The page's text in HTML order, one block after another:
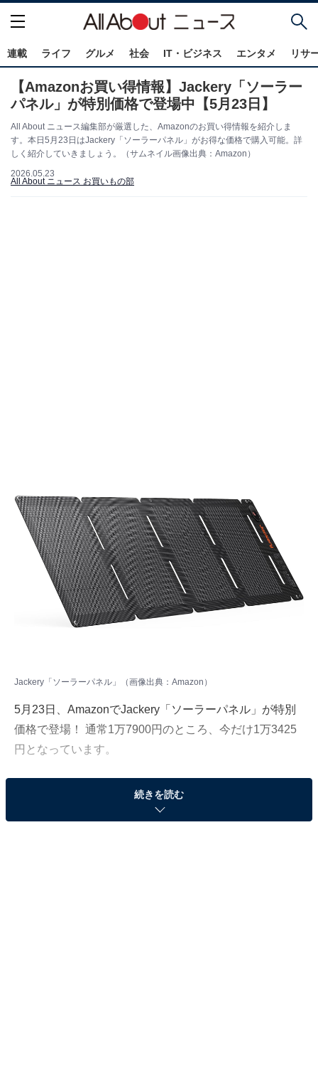
連載 ライフ グルメ 社会 IT・ビジネス エンタメ リサ
【Amazonお買い得情報】Jackery「ソーラー
パネル」が特別価格で登場中【5月23日】
All About ニュース編集部が厳選した、Amazonのお買い得情報を紹介しま
す。本日5月23日はJackery「ソーラーパネル」がお得な価格で購入可能。詳
しく紹介していきましょう。（サムネイル画像出典：Amazon）
2026.05.23
All About ニュース お買いもの部
Jackery「ソーラーパネル」（画像出典：Amazon）
5月23日、AmazonでJackery「ソーラーパネル」が特別
価格で登場！ 通常1万7900円のところ、今だけ1万3425
円となっています。
そのほかにも注目の商品がラインナップされているの
で、あわせて紹介していきましょう。
続きを読む